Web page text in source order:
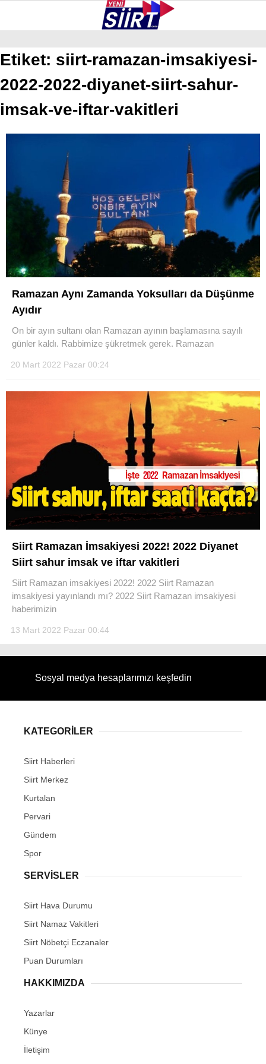
WhatsApp İhbar Hattı
Facebook
Instagram
Youtube
GALERİ VİDEO YAZARLAR
ŞIRVAN
GÜNDEM
NÖBETÇI ECZANELER
Etiket: siirt-ramazan-imsakiyesi-
2022-2022-diyanet-siirt-sahur-
imsak-ve-iftar-vakitleri
Ramazan Aynı Zamanda Yoksulları da Düşünme
Ayıdır
On bir ayın sultanı olan Ramazan ayının başlamasına sayılı
günler kaldı. Rabbimize şükretmek gerek. Ramazan
20 Mart 2022 Pazar 00:24
Siirt Ramazan İmsakiyesi 2022! 2022 Diyanet
Siirt sahur imsak ve iftar vakitleri
Siirt Ramazan imsakiyesi 2022! 2022 Siirt Ramazan
imsakiyesi yayınlandı mı? 2022 Siirt Ramazan imsakiyesi
haberimizin
13 Mart 2022 Pazar 00:44
Sosyal medya hesaplarımızı keşfedin
KATEGORİLER
Siirt Haberleri
Siirt Merkez
Kurtalan
Pervari
Gündem
Spor
SERVİSLER
Siirt Hava Durumu
Siirt Namaz Vakitleri
Siirt Nöbetçi Eczanaler
Puan Durumları
HAKKIMIZDA
Yazarlar
Künye
İletişim